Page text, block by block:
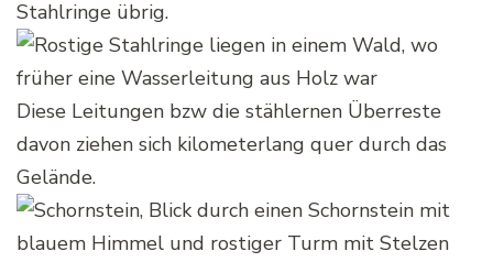
Stahlringe übrig.
Diese Leitungen bzw die stählernen Überreste
davon ziehen sich kilometerlang quer durch das
Gelände.